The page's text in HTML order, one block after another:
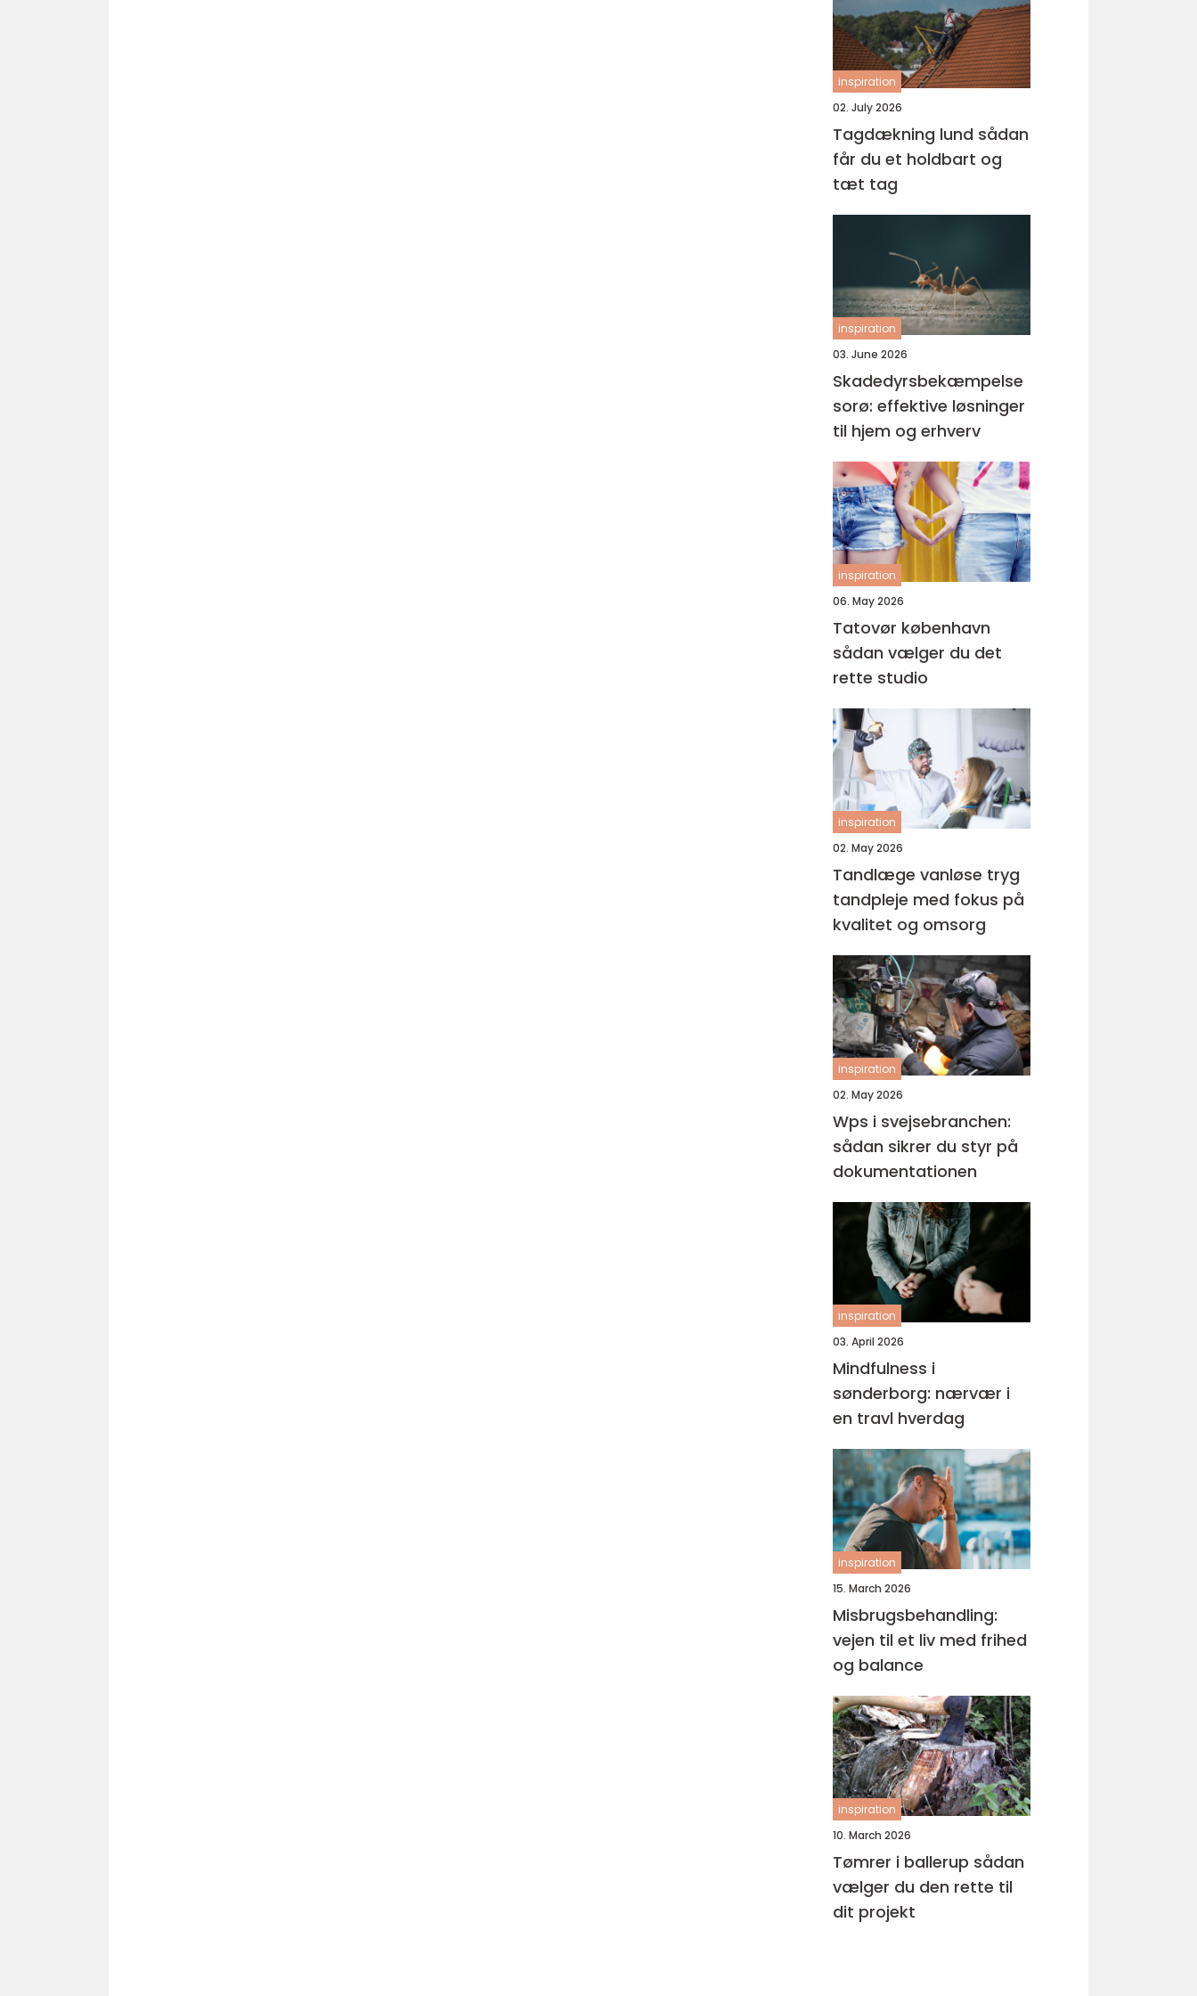
inspiration
02. July 2026
Tagdækning lund sådan
får du et holdbart og
tæt tag
inspiration
03. June 2026
Skadedyrsbekæmpelse
sorø: effektive løsninger
til hjem og erhverv
inspiration
06. May 2026
Tatovør københavn
sådan vælger du det
rette studio
inspiration
02. May 2026
Tandlæge vanløse tryg
tandpleje med fokus på
kvalitet og omsorg
inspiration
02. May 2026
Wps i svejsebranchen:
sådan sikrer du styr på
dokumentationen
inspiration
03. April 2026
Mindfulness i
sønderborg: nærvær i
en travl hverdag
inspiration
15. March 2026
Misbrugsbehandling:
vejen til et liv med frihed
og balance
inspiration
10. March 2026
Tømrer i ballerup sådan
vælger du den rette til
dit projekt